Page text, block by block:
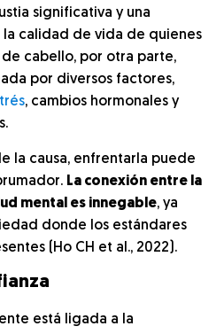
significativa y una
calidad de vida de quienes
cabello, por otra parte,
por diversos factores,
, cambios hormonales y
la causa, enfrentarla puede
La conexión entre la
mental es innegable, ya
donde los estándares
(Ho CH et al., 2022).
está ligada a la